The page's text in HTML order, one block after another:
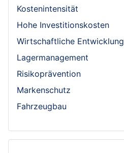
Kostenintensität
Hohe Investitionskosten
Wirtschaftliche Entwicklung
Lagermanagement
Risikoprävention
Markenschutz
Fahrzeugbau